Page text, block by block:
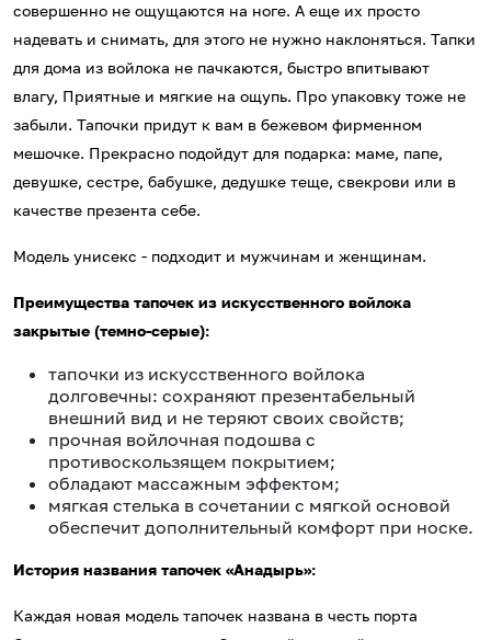
совершенно не ощущаются на ноге. А еще их просто
надевать и снимать, для этого не нужно наклоняться. Тапки
для дома из войлока не пачкаются, быстро впитывают
влагу, Приятные и мягкие на ощупь. Про упаковку тоже не
забыли. Тапочки придут к вам в бежевом фирменном
мешочке. Прекрасно подойдут для подарка: маме, папе,
девушке, сестре, бабушке, дедушке теще, свекрови или в
качестве презента себе.
Модель унисекс - подходит и мужчинам и женщинам.
Преимущества тапочек из искусственного войлока
закрытые (темно-серые):
тапочки из искусственного войлока
долговечны: сохраняют презентабельный
внешний вид и не теряют своих свойств;
прочная войлочная подошва с
противоскользящем покрытием;
обладают массажным эффектом;
мягкая стелька в сочетании с мягкой основой
обеспечит дополнительный комфорт при носке.
История названия тапочек «Анадырь»:
Каждая новая модель тапочек названа в честь порта